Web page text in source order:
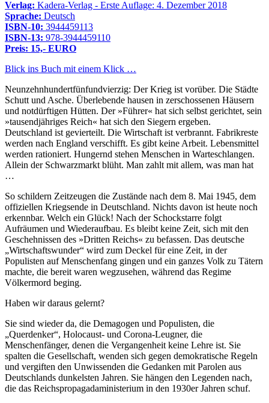
Verlag: Kadera-Verlag - Erste Auflage: 4. Dezember 2018
Sprache: Deutsch
ISBN-10: 3944459113
ISBN-13: 978-3944459110
Preis: 15,- EURO
Blick ins Buch mit einem Klick …
Neunzehnhundertfünfundvierzig: Der Krieg ist vorüber. Die Städte
Schutt und Asche. Überlebende hausen in zerschossenen Häusern
und notdürftigen Hütten. Der »Führer« hat sich selbst gerichtet, sein
»tausendjähriges Reich« hat sich den Siegern ergeben.
Deutschland ist gevierteilt. Die Wirtschaft ist verbrannt. Fabrikreste
werden nach England verschifft. Es gibt keine Arbeit. Lebensmittel
werden rationiert. Hungernd stehen Menschen in Warteschlangen.
Allein der Schwarzmarkt blüht. Man zahlt mit allem, was man hat
…
So schildern Zeitzeugen die Zustände nach dem 8. Mai 1945, dem
offiziellen Kriegsende in Deutschland. Nichts davon ist heute noch
erkennbar. Welch ein Glück! Nach der Schockstarre folgt
Aufräumen und Wiederaufbau. Es bleibt keine Zeit, sich mit den
Geschehnissen des »Dritten Reichs« zu befassen. Das deutsche
Wirtschaftswunder
wird zum Deckel für eine Zeit, in der
Populisten auf Menschenfang gingen und ein ganzes Volk zu Tätern
machte, die bereit waren wegzusehen, während das Regime
Völkermord beging.
Haben wir daraus gelernt?
Sie sind wieder da, die Demagogen und Populisten, die
Querdenker , Holocaust- und Corona-Leugner, die
Menschenfänger, denen die Vergangenheit keine Lehre ist. Sie
spalten die Gesellschaft, wenden sich gegen demokratische Regeln
und vergiften den Unwissenden die Gedanken mit Parolen aus
Deutschlands dunkelsten Jahren. Sie hängen den Legenden nach,
die das Reichspropagadaministerium in den 1930er Jahren schuf.